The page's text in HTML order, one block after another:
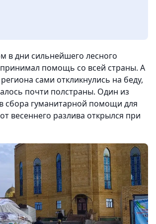
в дни сильнейшего лесного
помощь со всей страны. А
сами откликнулись на беду,
почти полстраны. Один из
сбора гуманитарной помощи для
весеннего разлива открылся при